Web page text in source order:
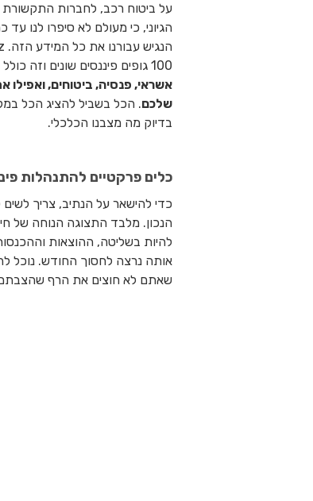
על ביטוח רכב, לחברות התקשורת
הגיוני, כי מעולם לא סיפרו לנו
100 גופים פיננסים שונים וזה כולל
אשראי, פנסיה, ביטוחים, ואפילו
שלכם. הכל בשביל להציג הכל
בדיוק מה מצבנו הכלכלי.
כלים פרקטיים להתנהלות
כדי להישאר על הנתיב, צריך
הנכון. מלבד התצוגה הנוחה של
להיות בשליטה, ההוצאות
שאתם לא חוצים את הרף